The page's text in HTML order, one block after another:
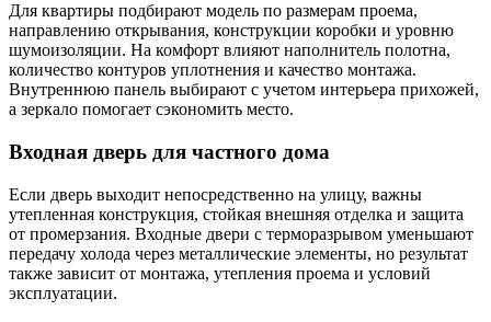
Для квартиры подбирают модель по размерам проема,
направлению открывания, конструкции коробки и уровню
шумоизоляции. На комфорт влияют наполнитель полотна,
количество контуров уплотнения и качество монтажа.
Внутреннюю панель выбирают с учетом интерьера прихожей,
а зеркало помогает сэкономить место.
Входная дверь для частного дома
Если дверь выходит непосредственно на улицу, важны
утепленная конструкция, стойкая внешняя отделка и защита
от промерзания. Входные двери с терморазрывом уменьшают
передачу холода через металлические элементы, но результат
также зависит от монтажа, утепления проема и условий
эксплуатации.